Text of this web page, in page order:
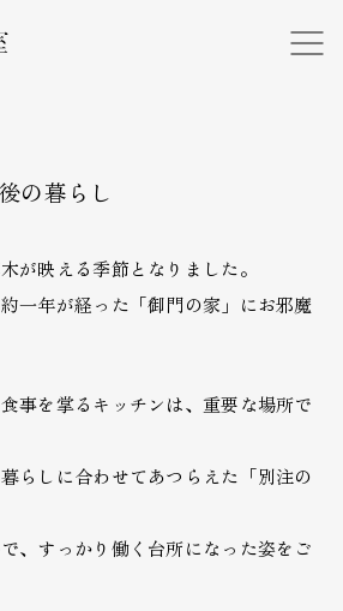
の暮らし
が映える季節となりました。
一年が経った「御門の家」にお邪魔
事を掌るキッチンは、重要な場所で
らしに合わせてあつらえた「別注の
、すっかり働く台所になった姿をご